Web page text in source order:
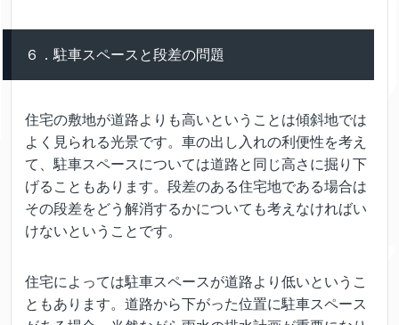
６．駐車スペースと段差の問題
住宅の敷地が道路よりも高いということは傾斜地では
よく見られる光景です。車の出し入れの利便性を考え
て、駐車スペースについては道路と同じ高さに掘り下
げることもあります。段差のある住宅地である場合は
その段差をどう解消するかについても考えなければい
けないということです。
住宅によっては駐車スペースが道路より低いというこ
ともあります。道路から下がった位置に駐車スペース